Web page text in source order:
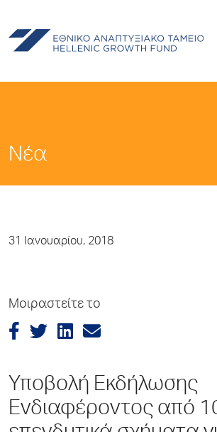
Νέα
31 Ιανουαρίου, 2018
Μοιραστείτε το
Υποβολή Εκδήλωσης
Ενδιαφέροντος από